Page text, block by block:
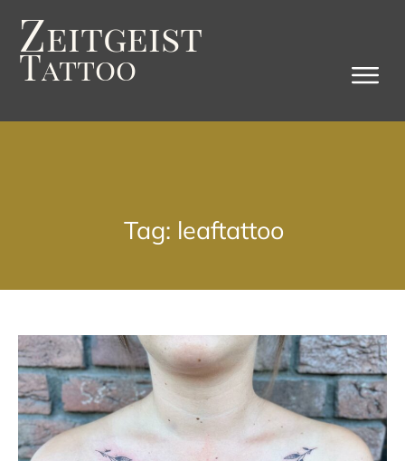
Zeitgeist
Tattoo
Tag: leaftattoo